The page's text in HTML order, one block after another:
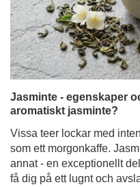
Jasminte - egenskaper
aromatiskt jasminte?
Vissa teer lockar med
som ett morgonkaffe.
få dig på ett lugnt och
klunken.
Läs mer